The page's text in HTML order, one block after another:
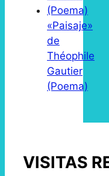
«Paisaje»
de
Théophile
Gautier
(Poema)
VISITAS